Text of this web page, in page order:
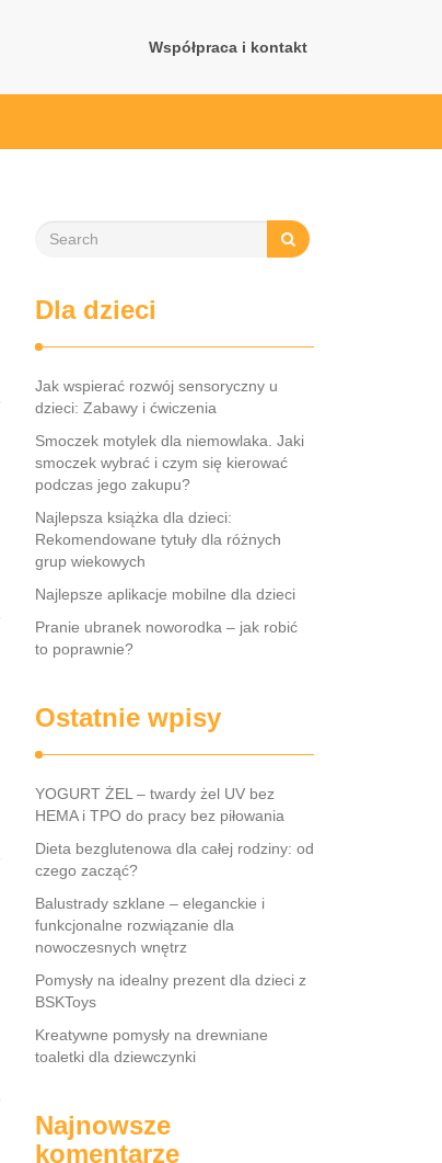
Współpraca i kontakt
Dla dzieci
Jak wspierać rozwój sensoryczny u
dzieci: Zabawy i ćwiczenia
Smoczek motylek dla niemowlaka. Jaki
smoczek wybrać i czym się kierować
podczas jego zakupu?
Najlepsza książka dla dzieci:
Rekomendowane tytuły dla różnych
grup wiekowych
Najlepsze aplikacje mobilne dla dzieci
Pranie ubranek noworodka – jak robić
to poprawnie?
Ostatnie wpisy
YOGURT ŻEL – twardy żel UV bez
HEMA i TPO do pracy bez piłowania
Dieta bezglutenowa dla całej rodziny: od
czego zacząć?
Balustrady szklane – eleganckie i
funkcjonalne rozwiązanie dla
nowoczesnych wnętrz
Pomysły na idealny prezent dla dzieci z
BSKToys
Kreatywne pomysły na drewniane
toaletki dla dziewczynki
Najnowsze
komentarze